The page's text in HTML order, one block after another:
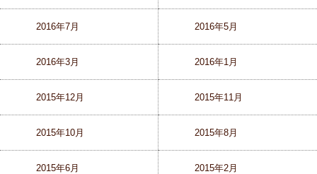
2016年7月 2016年5月
2016年3月 2016年1月
2015年12月 2015年11月
2015年10月 2015年8月
2015年6月 2015年2月